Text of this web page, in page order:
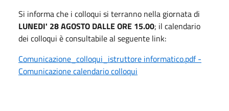
Si informa che i colloqui si terranno nella giornata di
LUNEDI' 28 AGOSTO DALLE ORE 15.00; il calendario
dei colloqui è consultabile al seguente link:
Comunicazione_colloqui_istruttore informatico.pdf -
Comunicazione calendario colloqui